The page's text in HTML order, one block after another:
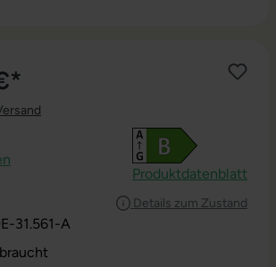
Bewertung von 4.67 von 5 Sternen
Produktdatenblatt
Details zum Zustand
31.561-A